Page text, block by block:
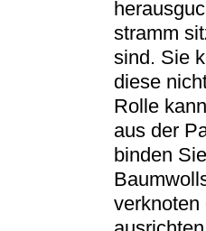
stramm
sind. Sie
diese
Rolle
aus der
binden